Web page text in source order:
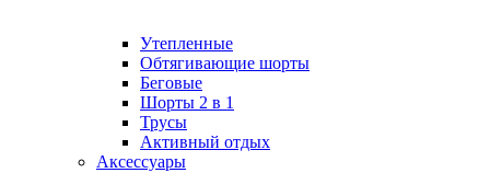
Утепленные
Обтягивающие шорты
Беговые
Шорты 2 в 1
Трусы
Активный отдых
Аксессуары